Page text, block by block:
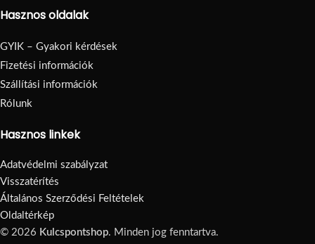
Hasznos oldalak
GYIK – Gyakori kérdések
Fizetési információk
Szállítási információk
Rólunk
Hasznos linkek
Adatvédelmi szabályzat
Visszatérítés
Általános Szerződési Feltételek
Oldaltérkép
© 2026 Kulcspontshop. Minden jog fenntartva.